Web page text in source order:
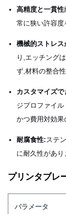
高精度と一貫性
常に狭い許容度
機械的ストレス
り,エッチング
ず,材料の整合
カスタマイズ
ジプロファイ
かつ費用対効
耐腐食性:ステ
に耐久性があり
プリンタブレ
パラメータ